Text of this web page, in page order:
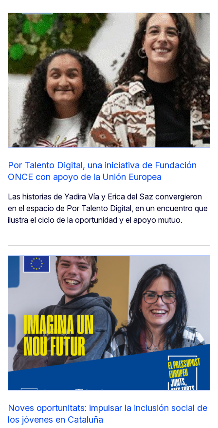
Por Talento Digital, una iniciativa de Fundación
ONCE con apoyo de la Unión Europea
Las historias de Yadira Vía y Erica del Saz convergieron
en el espacio de Por Talento Digital, en un encuentro que
ilustra el ciclo de la oportunidad y el apoyo mutuo.
Noves oportunitats: impulsar la inclusión social de
los jóvenes en Cataluña